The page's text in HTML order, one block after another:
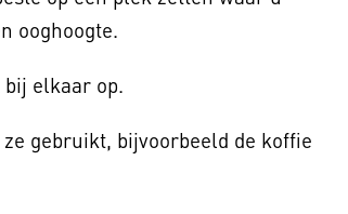
ooghoogte.
elkaar op.
gebruikt, bijvoorbeeld de koffie